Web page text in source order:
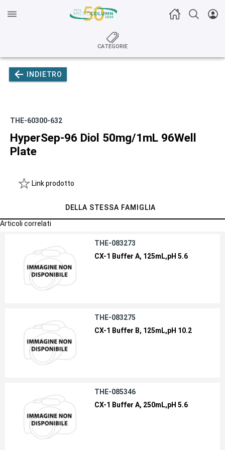
CATEGORIE
INDIETRO
THE-60300-632
HyperSep-96 Diol 50mg/1mL 96Well
Plate
Link prodotto
DELLA STESSA FAMIGLIA
Articoli correlati
THE-083273
CX-1 Buffer A, 125mL,pH 5.6
THE-083275
CX-1 Buffer B, 125mL,pH 10.2
THE-085346
CX-1 Buffer A, 250mL,pH 5.6